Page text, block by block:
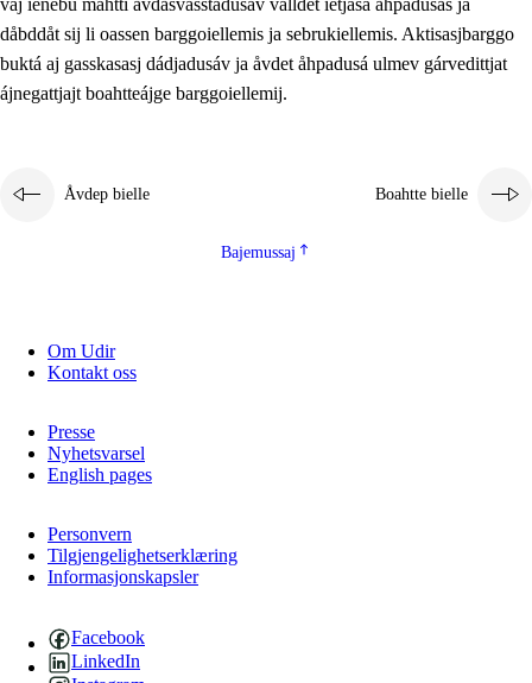
3.3 Aktisasjbarggo sijda ja skåvlå gaskan
3.4 Åhpadus åhpadusvidnudagán ja barggoiellemin
vaj ienebu máhtti åvdåsvásstádusáv válldet ietjasa åhpadusás ja
dåbddåt sij li oassen barggoiellemis ja sebrukiellemis. Aktisasjbarggo
buktá aj gasskasasj dádjadusáv ja åvdet åhpadusá ulmev gárvedittjat
ájnegattjajt boahtteájge barggoiellemij.
Åvdep bielle Boahtte bielle
Bajemussaj
Om Udir
Kontakt oss
Presse
Nyhetsvarsel
English pages
Personvern
Tilgjengelighetserklæring
Informasjonskapsler
Facebook
LinkedIn